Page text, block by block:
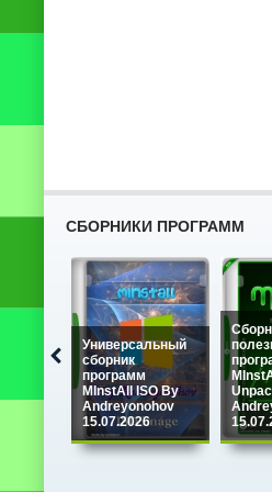
СБОРНИКИ ПРОГРАММ
Универсальный
сборник
программ
MInstAll ISO By
Andreyonohov
15.07.2026